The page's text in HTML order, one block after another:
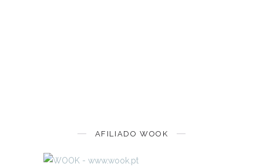
AFILIADO WOOK